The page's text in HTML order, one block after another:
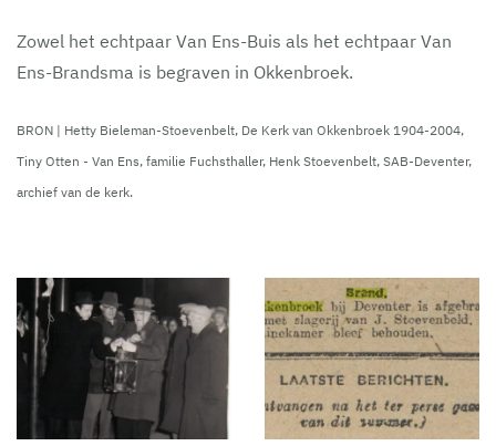
Zowel het echtpaar Van Ens-Buis als het echtpaar Van
Ens-Brandsma is begraven in Okkenbroek.
BRON | Hetty Bieleman-Stoevenbelt, De Kerk van Okkenbroek 1904-2004,
Tiny Otten - Van Ens, familie Fuchsthaller, Henk Stoevenbelt, SAB-Deventer,
archief van de kerk.